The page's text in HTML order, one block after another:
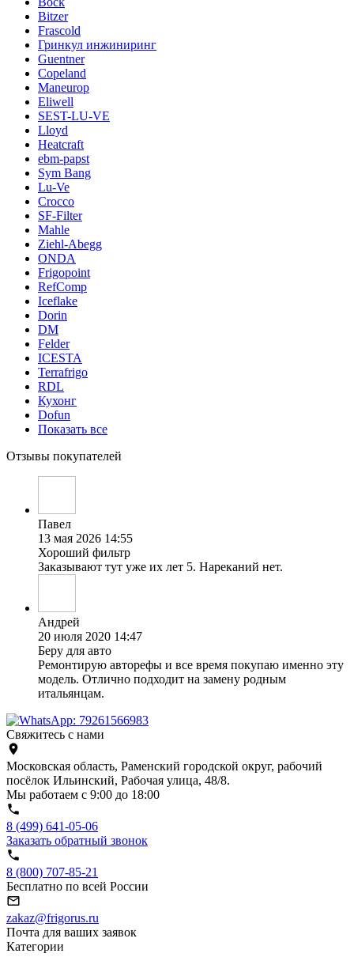
Bitzer
Frascold
Гринкул инжиниринг
Guentner
Copeland
Maneurop
Eliwell
SEST-LU-VE
Lloyd
Heatcraft
ebm-papst
Sym Bang
Lu-Ve
Crocco
SF-Filter
Mahle
Ziehl-Abegg
ONDA
Frigopoint
RefComp
Iceflake
Dorin
DM
Felder
ICESTA
Terrafrigo
RDL
Кухонг
Dofun
Показать все
Отзывы покупателей
Павел
13 мая 2026 14:55
Хороший фильтр
Заказывают тут уже их лет 5. Нареканий нет.
Андрей
20 июля 2020 14:47
Беру для авто
Ремонтирую авторефы и все время покупаю именно эту
модель. Отлично подходит на замену родным
итальянцам.
Свяжитесь с нами
Московская область, Раменский городской округ, рабочий
посёлок Ильинский, Рабочая улица, 48/8.
Мы работаем с 9:00 до 18:00
8 (499) 641-05-06
Заказать обратный звонок
8 (800) 707-85-21
Бесплатно по всей России
zakaz@frigorus.ru
Почта для ваших заявок
Категории